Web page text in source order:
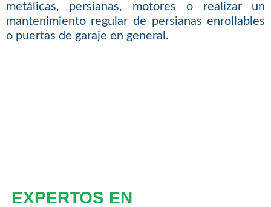
metálicas, persianas, motores o realizar un
mantenimiento regular de persianas enrollables
o puertas de garaje en general.
EXPERTOS EN